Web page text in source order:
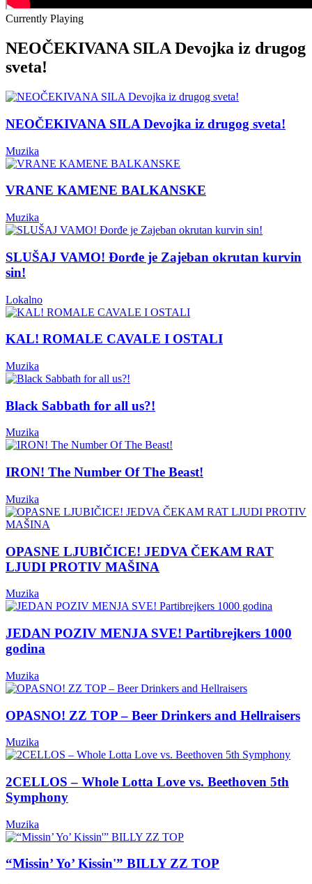
Currently Playing
NEOČEKIVANA SILA Devojka iz drugog
sveta!
NEOČEKIVANA SILA Devojka iz drugog sveta!
Muzika
VRANE KAMENE BALKANSKE
Muzika
SLUŠAJ VAMO! Đorđe je Zajeban okrutan kurvin
sin!
Lokalno
KAL! ROMALE CAVALE I OSTALI
Muzika
Black Sabbath for all us?!
Muzika
IRON! The Number Of The Beast!
Muzika
OPASNE LJUBIČICE! JEDVA ČEKAM RAT
LJUDI PROTIV MAŠINA
Muzika
JEDAN POZIV MENJA SVE! Partibrejkers 1000
godina
Muzika
OPASNO! ZZ TOP – Beer Drinkers and Hellraisers
Muzika
2CELLOS – Whole Lotta Love vs. Beethoven 5th
Symphony
Muzika
“Missin’ Yo’ Kissin'” BILLY ZZ TOP